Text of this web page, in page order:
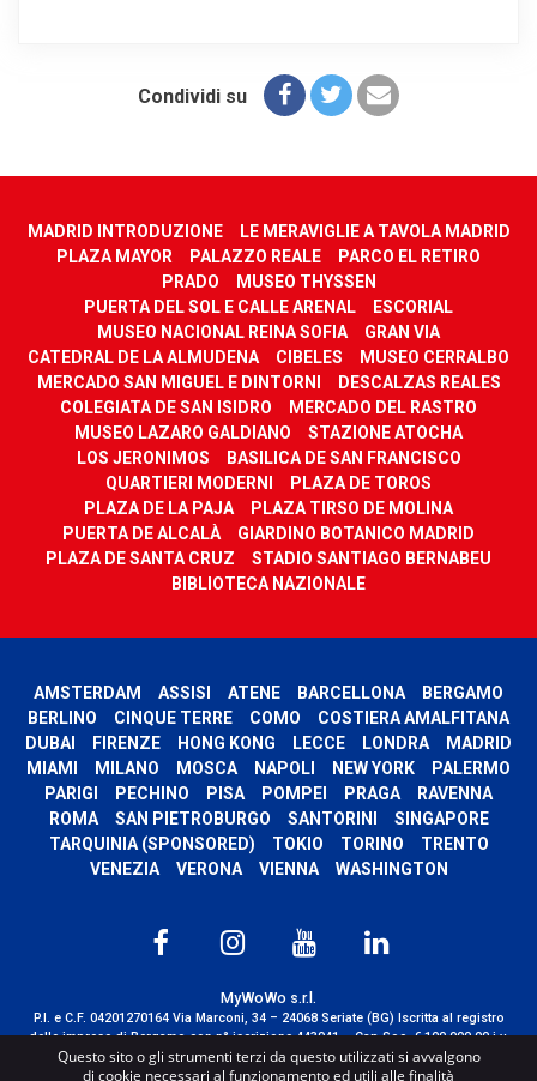
Condividi su
MADRID INTRODUZIONE
LE MERAVIGLIE A TAVOLA MADRID
PLAZA MAYOR
PALAZZO REALE
PARCO EL RETIRO
PRADO
MUSEO THYSSEN
PUERTA DEL SOL E CALLE ARENAL
ESCORIAL
MUSEO NACIONAL REINA SOFIA
GRAN VIA
CATEDRAL DE LA ALMUDENA
CIBELES
MUSEO CERRALBO
MERCADO SAN MIGUEL E DINTORNI
DESCALZAS REALES
COLEGIATA DE SAN ISIDRO
MERCADO DEL RASTRO
MUSEO LAZARO GALDIANO
STAZIONE ATOCHA
LOS JERONIMOS
BASILICA DE SAN FRANCISCO
QUARTIERI MODERNI
PLAZA DE TOROS
PLAZA DE LA PAJA
PLAZA TIRSO DE MOLINA
PUERTA DE ALCALÀ
GIARDINO BOTANICO MADRID
PLAZA DE SANTA CRUZ
STADIO SANTIAGO BERNABEU
BIBLIOTECA NAZIONALE
AMSTERDAM ASSISI ATENE BARCELLONA
BERGAMO
BERLINO
CINQUE TERRE COMO
COSTIERA AMALFITANA
DUBAI
FIRENZE HONG KONG LECCE LONDRA
MADRID
MIAMI
MILANO MOSCA NAPOLI NEW YORK
PALERMO
PARIGI
PECHINO PISA POMPEI PRAGA
RAVENNA
ROMA
SAN PIETROBURGO SANTORINI
SINGAPORE
TARQUINIA (SPONSORED)
TOKIO TORINO
TRENTO
VENEZIA
VERONA VIENNA WASHINGTON
MyWoWo s.r.l.
P.I. e C.F. 04201270164 Via Marconi, 34 – 24068 Seriate (BG) Iscritta al registro
delle imprese di Bergamo con n° iscrizione 443941 – Cap.Soc. € 100.000,00 i.v.
TERMS AND CONDITIONS-CREDITS
Questo sito o gli strumenti terzi da questo utilizzati si avvalgono
di cookie necessari al funzionamento ed utili alle finalità